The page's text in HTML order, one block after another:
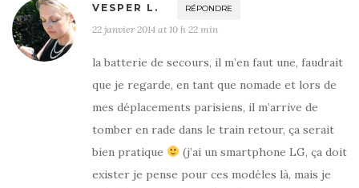
VESPER L. RÉPONDRE
22 janvier 2014 at 10 h 22 min
la batterie de secours, il m’en faut une, faudrait
que je regarde, en tant que nomade et lors de
mes déplacements parisiens, il m’arrive de
tomber en rade dans le train retour, ça serait
bien pratique
(j’ai un smartphone LG, ça doit
exister je pense pour ces modèles là, mais je